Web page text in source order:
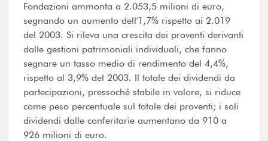
Fondazioni ammonta a 2.053,5 milioni di euro,
segnando un aumento dell'1,7% rispetto ai 2.019
del 2003. Si rileva una crescita dei proventi derivanti
dalle gestioni patrimoniali individuali, che fanno
segnare un tasso medio di rendimento del 4,4%,
rispetto al 3,9% del 2003. Il totale dei dividendi da
partecipazioni, pressoché stabile in valore, si riduce
come peso percentuale sul totale dei proventi; i soli
dividendi dalle conferitarie aumentano da 910 a
926 milioni di euro.